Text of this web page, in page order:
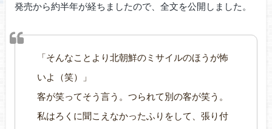
発売から約半年が経ちましたので、全文を公開しました。
「そんなことより北朝鮮のミサイルのほうが怖
いよ（笑）」
客が笑ってそう言う。つられて別の客が笑う。
私はろくに聞こえなかったふりをして、張り付